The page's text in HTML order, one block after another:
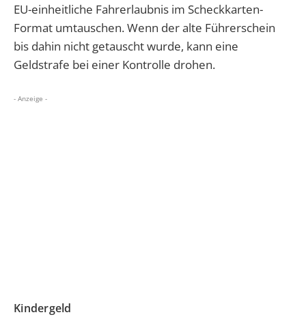
EU-einheitliche Fahrerlaubnis im Scheckkarten-
Format umtauschen. Wenn der alte Führerschein
bis dahin nicht getauscht wurde, kann eine
Geldstrafe bei einer Kontrolle drohen.
- Anzeige -
Kindergeld